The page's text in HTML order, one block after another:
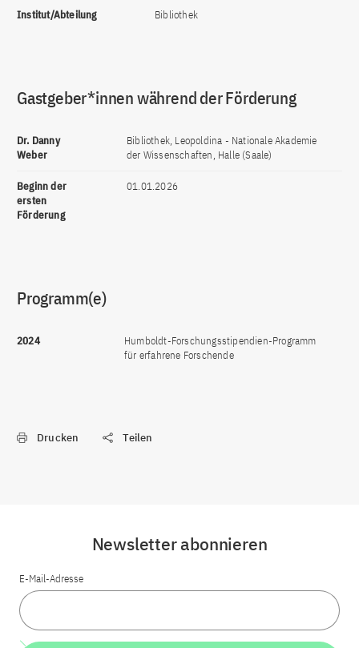
Institut/Abteilung Bibliothek
Gastgeber*innen während der Förderung
Dr. Danny
Weber
Bibliothek, Leopoldina - Nationale Akademie
der Wissenschaften, Halle (Saale)
Beginn der
ersten
Förderung
01.01.2026
Programm(e)
2024
Humboldt-Forschungsstipendien-Programm
für erfahrene Forschende
Drucken Teilen
Newsletter abonnieren
E-Mail-Adresse